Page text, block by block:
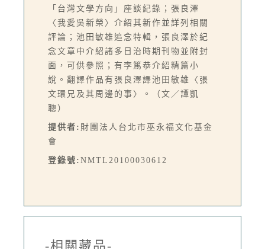
「台灣文學方向」座談紀錄；張良澤
〈我愛吳新榮〉介紹其新作並詳列相關
評論；池田敏雄追念特輯，張良澤於紀
念文章中介紹諸多日治時期刊物並附封
面，可供參照；有李篤恭介紹精篇小
說。翻譯作品有張良澤譯池田敏雄〈張
文環兄及其周邊的事〉。（文／譚凱
聰）
提供者: 財團法人台北市巫永福文化基金
會
登錄號: NMTL20100030612
-相關藏品-